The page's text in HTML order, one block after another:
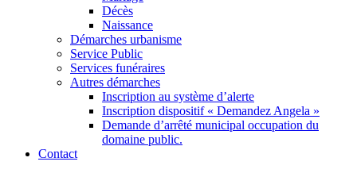
Décès
Naissance
Démarches urbanisme
Service Public
Services funéraires
Autres démarches
Inscription au système d’alerte
Inscription dispositif « Demandez Angela »
Demande d’arrêté municipal occupation du
domaine public.
Contact